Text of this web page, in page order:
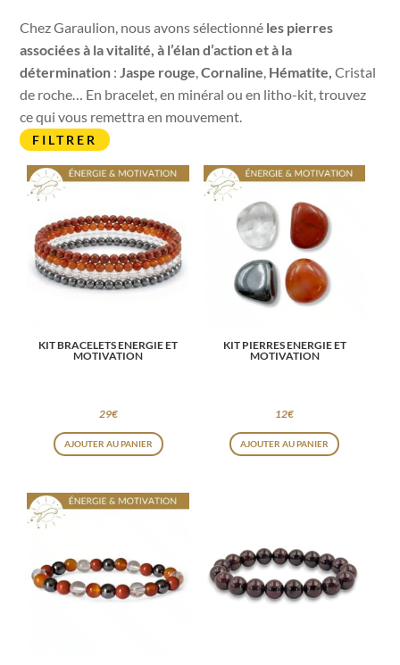
Chez Garaulion, nous avons sélectionné les pierres
associées à la vitalité, à l’élan d’action et à la
détermination :Jaspe rouge,Cornaline, Hématite,Cristal
de roche… En bracelet, en minéral ou en litho-kit, trouvez
ce qui vous remettra en mouvement.
FILTRER
KIT BRACELETS ENERGIE ET
MOTIVATION
29€
AJOUTER AU PANIER
KIT PIERRES ENERGIE ET
MOTIVATION
12€
AJOUTER AU PANIER